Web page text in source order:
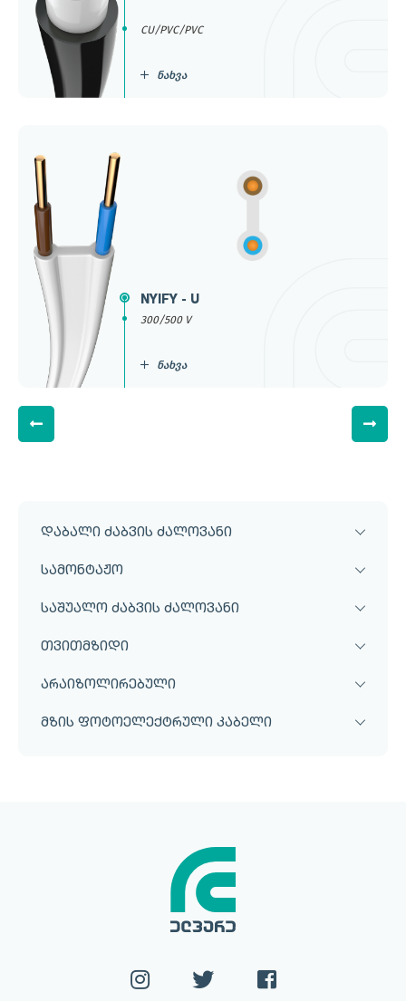
დაბალი ძაბვის ძალოვანი
სამონტაჟო
საშუალო ძაბვის ძალოვანი
თვითმზიდი
არაიზოლირებული
მზის ფოტოელექტრული კაბელი
CU/PVC/PVC
ნახვა
NYIFY - U
300/500 V
ნახვა